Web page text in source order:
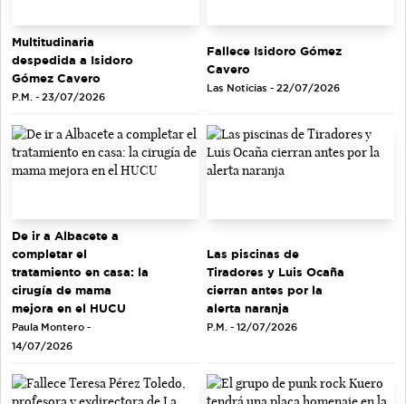
Multitudinaria
despedida a Isidoro
Gómez Cavero
P.M. - 23/07/2026
Fallece Isidoro Gómez
Cavero
Las Noticias - 22/07/2026
De ir a Albacete a
completar el
tratamiento en casa: la
cirugía de mama
mejora en el HUCU
Paula Montero -
14/07/2026
Las piscinas de
Tiradores y Luis Ocaña
cierran antes por la
alerta naranja
P.M. - 12/07/2026